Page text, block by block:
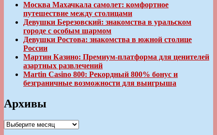
Москва Махачкала самолет: комфортное
путешествие между столицами
Девушки Березовский: знакомства в уральском
городе с особым шармом
Девушки Ростова: знакомства в южной столице
России
Мартин Казино: Премиум-платформа для ценителей
азартных развлечений
Martin Casino 800: Рекордный 800% бонус и
безграничные возможности для выигрыша
Архивы
Архивы